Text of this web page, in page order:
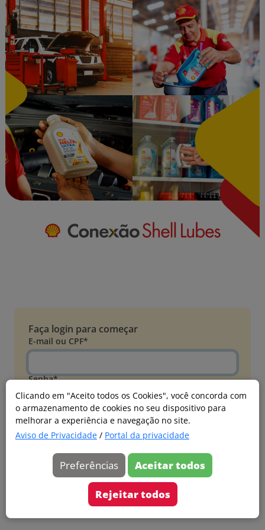
Clicando em "Aceito todos os Cookies", você concorda com
o armazenamento de cookies no seu dispositivo para
melhorar a experiência e navegação no site.
Aviso de Privacidade / Portal da privacidade
Preferências Aceitar todos
Rejeitar todos
Faça login para começar
E-mail ou CPF*
Senha*
Esqueci minha senha
Entrar
Acessar com Microsoft
Ainda não faz parte?
Cadastre-se
Versão 20260805.7